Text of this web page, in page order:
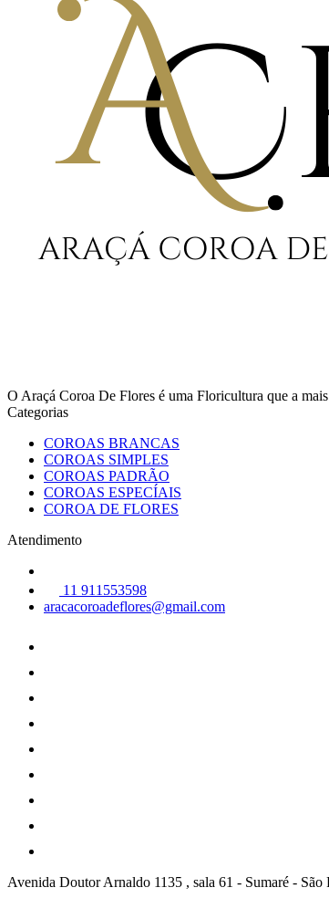
O Araçá Coroa De Flores é uma Floricultura que a
Categorias
COROAS BRANCAS
COROAS SIMPLES
COROAS PADRÃO
COROAS ESPECÍAIS
COROA DE FLORES
Atendimento
11 911553598
aracacoroadeflores@gmail.com
Avenida Doutor Arnaldo 1135 , sala 61 - Sumaré - São